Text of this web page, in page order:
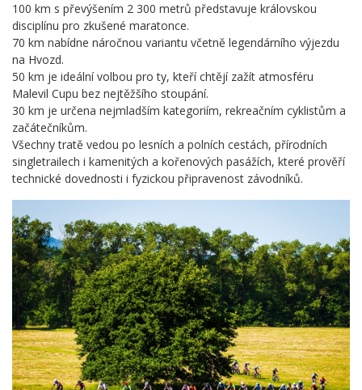
100 km s převýšením 2 300 metrů představuje královskou
disciplínu pro zkušené maratonce.
70 km nabídne náročnou variantu včetně legendárního výjezdu
na Hvozd.
50 km je ideální volbou pro ty, kteří chtějí zažít atmosféru
Malevil Cupu bez nejtěžšího stoupání.
30 km je určena nejmladším kategoriím, rekreačním cyklistům a
začátečníkům.
Všechny tratě vedou po lesních a polních cestách, přírodních
singletrailech i kamenitých a kořenových pasážích, které prověří
technické dovednosti i fyzickou připravenost závodníků.